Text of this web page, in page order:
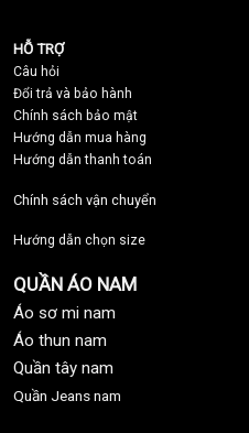
HỖ TRỢ
Câu hỏi
Đổi trả và bảo hành
Chính sách bảo mật
Hướng dẫn mua hàng
Hướng dẫn thanh toán
Chính sách vận chuyển
Hướng dẫn chọn size
QUẦN ÁO NAM
Áo sơ mi nam
Áo thun nam
Quần tây nam
Quần Jeans nam